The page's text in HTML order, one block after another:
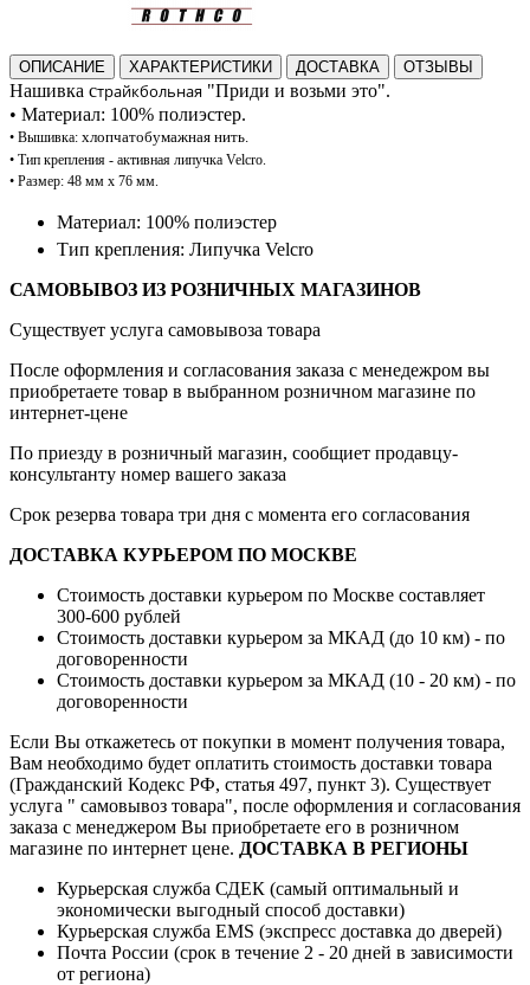
ОПИСАНИЕ ХАРАКТЕРИСТИКИ ДОСТАВКА ОТЗЫВЫ
Нашивка cтрайкбольная "Приди и возьми это".
• Материал: 100% полиэстер.
• Вышивка: хлопчатобумажная нить.
• Тип крепления - активная липучка Velcro.
• Размер: 48 мм x 76 мм.
Материал: 100% полиэстер
Тип крепления: Липучка Velcro
САМОВЫВОЗ ИЗ РОЗНИЧНЫХ МАГАЗИНОВ
Существует услуга самовывоза товара
После оформления и согласования заказа с менедежром вы
приобретаете товар в выбранном розничном магазине по
интернет-цене
По приезду в розничный магазин, сообщиет продавцу-
консультанту номер вашего заказа
Срок резерва товара три дня с момента его согласования
ДОСТАВКА КУРЬЕРОМ ПО МОСКВЕ
Стоимость доставки курьером по Москве составляет
300-600 рублей
Стоимость доставки курьером за МКАД (до 10 км) - по
договоренности
Стоимость доставки курьером за МКАД (10 - 20 км) - по
договоренности
Если Вы откажетесь от покупки в момент получения товара,
Вам необходимо будет оплатить стоимость доставки товара
(Гражданский Кодекс РФ, статья 497, пункт 3). Существует
услуга " самовывоз товара", после оформления и согласования
заказа с менеджером Вы приобретаете его в розничном
магазине по интернет цене. ДОСТАВКА В РЕГИОНЫ
Курьерская служба СДЕК (самый оптимальный и
экономически выгодный способ доставки)
Курьерская служба EMS (экспресс доставка до дверей)
Почта России (срок в течение 2 - 20 дней в зависимости
от региона)